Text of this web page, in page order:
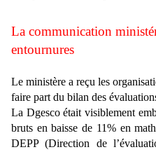
La communication
entournures
Le ministère a reçu les
faire part du bilan des
La Dgesco était visiblement
bruts en baisse de 11% en
DEPP (Direction de